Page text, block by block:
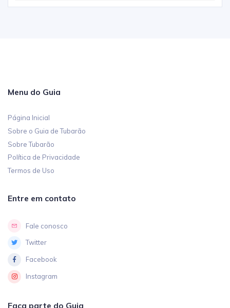
Menu do Guia
Página Inicial
Sobre o Guia de Tubarão
Sobre Tubarão
Política de Privacidade
Termos de Uso
Entre em contato
Fale conosco
Twitter
Facebook
Instagram
Faça parte do Guia